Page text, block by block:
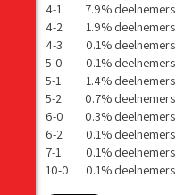
4-1
7.9% deelnemers
4-2
1.9% deelnemers
4-3
0.1% deelnemers
5-0
0.1% deelnemers
5-1
1.4% deelnemers
5-2
0.7% deelnemers
6-0
0.3% deelnemers
6-2
0.1% deelnemers
7-1
0.1% deelnemers
10-0
0.1% deelnemers